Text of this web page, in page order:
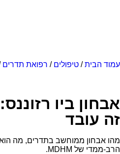
עמוד הבית/ טיפולים / רפואת תדרים
אבחון ביו
זה עובד
מהו אבחון ממוחשב בתדרים, מה הוא
הרב-ממדי של MDHM.